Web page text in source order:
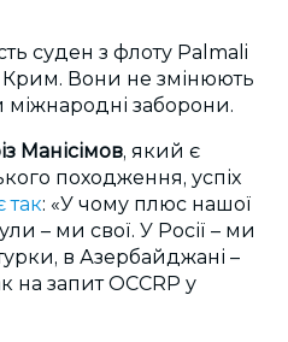
суден з флоту Palmali
Крим. Вони не змінюють
міжнародні заборони.
Манісімов, який є
походження, успіх
так: «У чому плюс нашої
– ми свої. У Росії – ми
в Азербайджані –
на запит OCCRP у